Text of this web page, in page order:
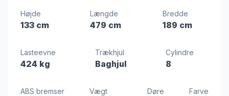
Højde
133 cm
Længde
479 cm
Bredde
189 cm
Lasteevne
424 kg
Trækhjul
Baghjul
Cylindre
8
ABS bremser Vægt Døre Farve